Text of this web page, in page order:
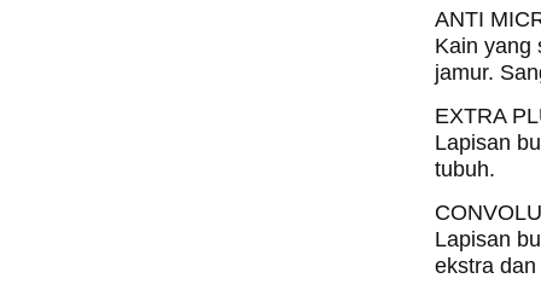
ANTI
Kain yang
jamur.
EXTRA
Lapisan
tubuh.
Lapisan
ekstra